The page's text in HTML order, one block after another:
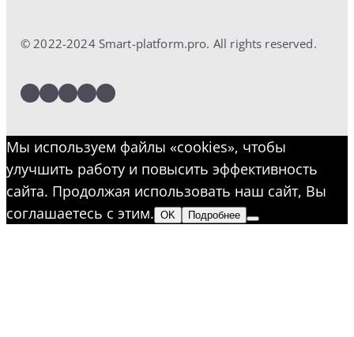
© 2022-2024 Smart-platform.pro. All rights reserved.
LinkedIn
Facebook
Twitter
Instagram
YouTube
Мы используем файлы «cookies», чтобы
улучшить работу и повысить эффективность
сайта. Продолжая использовать наш сайт, Вы
соглашаетесь с этим. OK Подробнее